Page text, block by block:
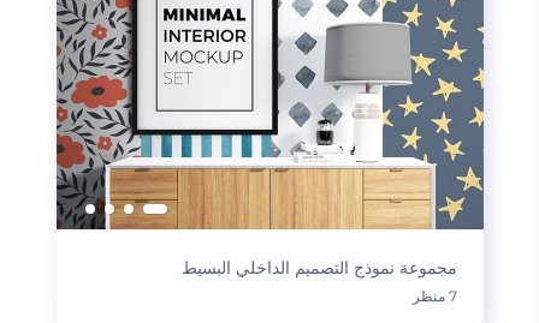
مجموعة نموذج التصميم الداخلي البسيط
7 منظر